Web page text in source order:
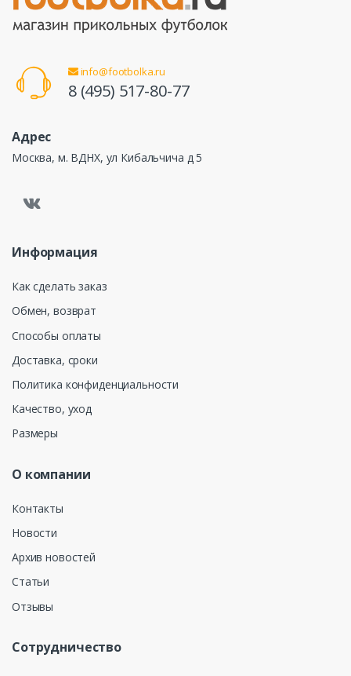
info@footbolka.ru
8 (495) 517-80-77
Адрес
Москва, м. ВДНХ, ул Кибальчича д 5
Информация
Как сделать заказ
Обмен, возврат
Способы оплаты
Доставка, сроки
Политика конфиденциальности
Качество, уход
Размеры
О компании
Контакты
Новости
Архив новостей
Статьи
Отзывы
Сотрудничество